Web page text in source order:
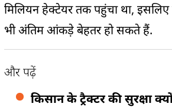
मिलियन हेक्टेयर तक पहुंचा था, इसलिए
भी अंतिम आंकड़े बेहतर हो सकते हैं.
और पढ़ें
किसान के ट्रैक्टर की सुरक्षा